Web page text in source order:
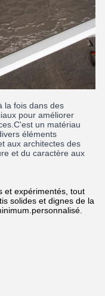
la fois dans des
pour améliorer
un matériau
éléments
aux architectes des
et du caractère aux
et expérimentés, tout
solides et dignes de la